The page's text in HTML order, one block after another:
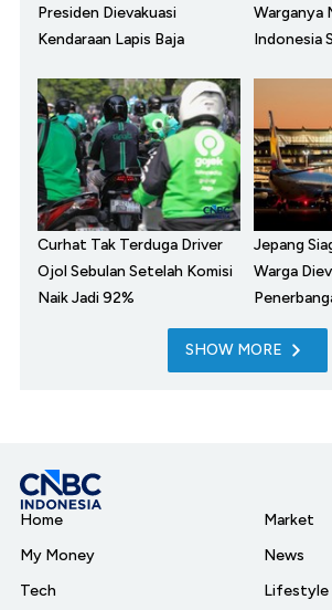
Presiden Dievakuasi
Kendaraan Lapis Baja
Warganya
Indonesia
Curhat Tak Terduga Driver
Ojol Sebulan Setelah Komisi
Naik Jadi 92%
Jepang
Warga
SHOW MORE
Home
My Money
Tech
Market
News
Lifestyle